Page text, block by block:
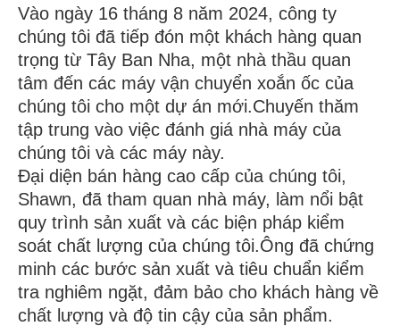
Vào ngày 16 tháng 8 năm 2024, công ty
chúng tôi đã tiếp đón một khách hàng quan
trọng từ Tây Ban Nha, một nhà thầu quan
tâm đến các máy vận chuyển xoắn ốc của
chúng tôi cho một dự án mới.Chuyến thăm
tập trung vào việc đánh giá nhà máy của
chúng tôi và các máy này.
Đại diện bán hàng cao cấp của chúng tôi,
Shawn, đã tham quan nhà máy, làm nổi bật
quy trình sản xuất và các biện pháp kiểm
soát chất lượng của chúng tôi.Ông đã chứng
minh các bước sản xuất và tiêu chuẩn kiểm
tra nghiêm ngặt, đảm bảo cho khách hàng về
chất lượng và độ tin cậy của sản phẩm.